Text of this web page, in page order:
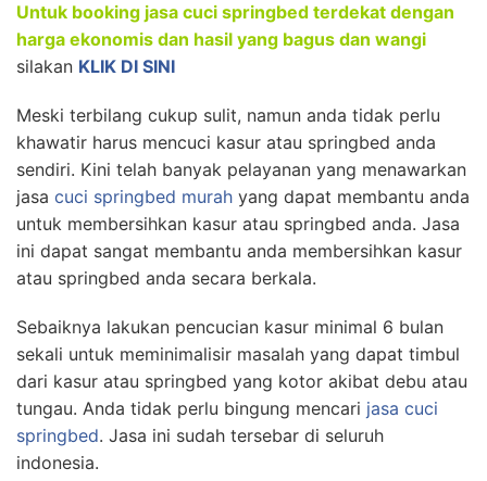
Untuk booking jasa cuci springbed terdekat dengan
harga ekonomis dan hasil yang bagus dan wangi
silakan KLIK DI SINI
Meski terbilang cukup sulit, namun anda tidak perlu
khawatir harus mencuci kasur atau springbed anda
sendiri. Kini telah banyak pelayanan yang menawarkan
jasa cuci springbed murah yang dapat membantu anda
untuk membersihkan kasur atau springbed anda. Jasa
ini dapat sangat membantu anda membersihkan kasur
atau springbed anda secara berkala.
Sebaiknya lakukan pencucian kasur minimal 6 bulan
sekali untuk meminimalisir masalah yang dapat timbul
dari kasur atau springbed yang kotor akibat debu atau
tungau. Anda tidak perlu bingung mencari jasa cuci
springbed. Jasa ini sudah tersebar di seluruh
indonesia.